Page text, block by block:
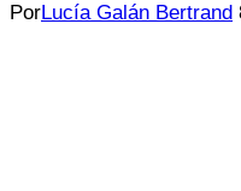
PorLucía Galán Bertrand